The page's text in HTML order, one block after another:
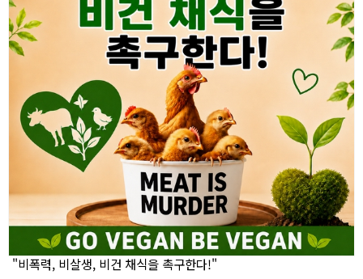
"비폭력, 비살생, 비건 채식을 촉구한다!"